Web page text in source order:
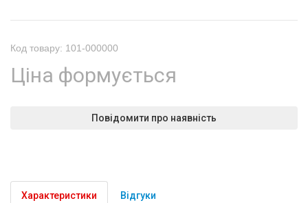
Код товару: 101-000000
Ціна формується
Повідомити про наявність
Характеристики Відгуки